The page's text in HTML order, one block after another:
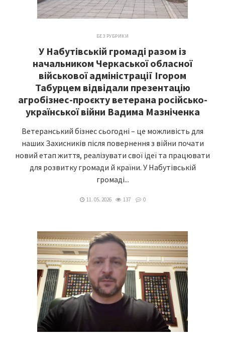
БЕЗ РУБРИКИ
У Набутівській громаді разом із
начальником Черкаської обласної
військової адміністрації Ігором
Табурцем відвідали презентацію
агробізнес-проєкту ветерана російсько-
української війни Вадима Мазніченка
Ветеранський бізнес сьогодні – це можливість для
наших Захисників після повернення з війни почати
новий етап життя, реалізувати свої ідеї та працювати
для розвитку громади й країни. У Набутівській
громаді...
11. 05. 2026 137 0